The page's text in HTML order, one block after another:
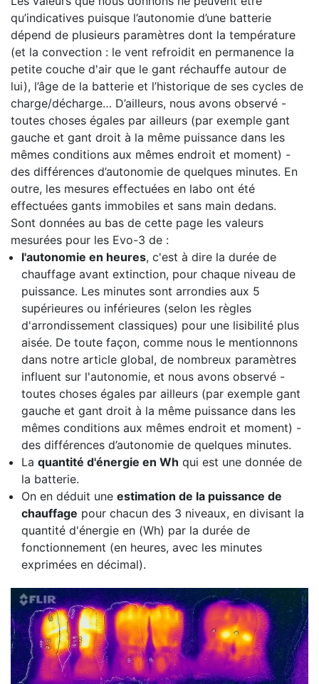
qu’indicatives puisque l’autonomie d’une batterie
dépend de plusieurs paramètres dont la température
(et la convection : le vent refroidit en permanence la
petite couche d'air que le gant réchauffe autour de
lui), l’âge de la batterie et l’historique de ses cycles de
charge/décharge… D’ailleurs, nous avons observé -
toutes choses égales par ailleurs (par exemple gant
gauche et gant droit à la même puissance dans les
mêmes conditions aux mêmes endroit et moment) -
des différences d’autonomie de quelques minutes. En
outre, les mesures effectuées en labo ont été
effectuées gants immobiles et sans main dedans.
Sont données au bas de cette page les valeurs
mesurées pour les Evo-3 de :
l'autonomie en heures, c'est à dire la durée de
chauffage avant extinction, pour chaque niveau de
puissance. Les minutes sont arrondies aux 5
supérieures ou inférieures (selon les règles
d'arrondissement classiques) pour une lisibilité plus
aisée. De toute façon, comme nous le mentionnons
dans notre article global, de nombreux paramètres
influent sur l'autonomie, et nous avons observé -
toutes choses égales par ailleurs (par exemple gant
gauche et gant droit à la même puissance dans les
mêmes conditions aux mêmes endroit et moment) -
des différences d’autonomie de quelques minutes.
La quantité d'énergie en Wh qui est une donnée de
la batterie.
On en déduit une estimation de la puissance de
chauffage pour chacun des 3 niveaux, en divisant la
quantité d'énergie en (Wh) par la durée de
fonctionnement (en heures, avec les minutes
exprimées en décimal).